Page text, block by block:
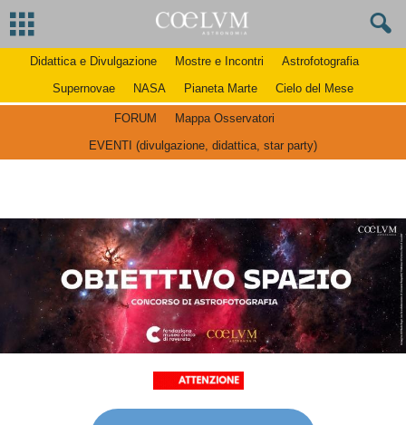
Didattica e Divulgazione Mostre e Incontri
Astrofotografia
Supernovae
NASA Pianeta Marte Cielo del Mese
FORUM
Mappa Osservatori
EVENTI (divulgazione, didattica, star party)